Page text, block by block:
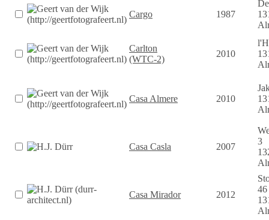
Cargo 1987
Carlton
(WTC-2)
2010
Casa Almere 2010
Casa Casla 2007
3
Casa Mirador 2012
46